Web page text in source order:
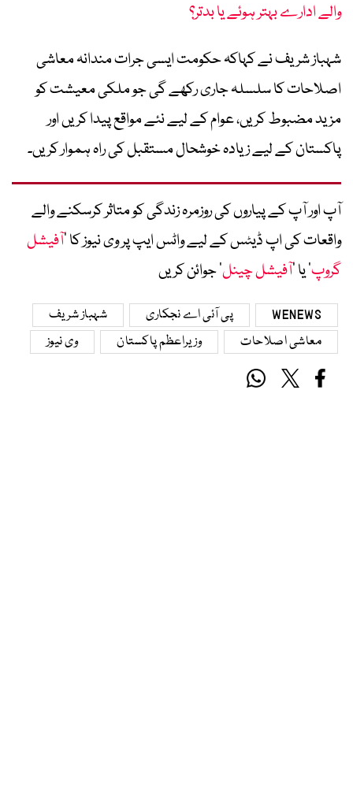
والے ادارے بہتر ہوئے یا بدتر؟
شہباز شریف نے کہاکہ حکومت ایسی جرات مندانہ معاشی
اصلاحات کا سلسلہ جاری رکھے گی جو ملکی معیشت کو
مزید مضبوط کریں، عوام کے لیے نئے مواقع پیدا کریں اور
پاکستان کے لیے زیادہ خوشحال مستقبل کی راہ ہموار کریں۔
آپ اور آپ کے پیاروں کی روزمرہ زندگی کو متاثر کرسکنے والے
واقعات کی اپ ڈیٹس کے لیے واٹس ایپ پر وی نیوز کا ’آفیشل
گروپ‘ یا ’آفیشل چینل‘ جوائن کریں
WENEWS پی آئی اے نجکاری
شہباز شریف
معاشی اصلاحات
وزیراعظم پاکستان وی نیوز